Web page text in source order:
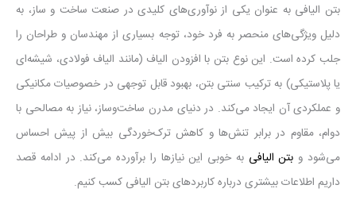
بتن الیافی به عنوان یکی از نوآوری‌های کلیدی در صنعت ساخت و ساز، به
دلیل ویژگی‌های منحصر به فرد خود، توجه بسیاری از مهندسان و طراحان را
جلب کرده است. این نوع بتن با افزودن الیاف (مانند الیاف فولادی، شیشه‌ای
یا پلاستیکی) به ترکیب سنتی بتن، بهبود قابل توجهی در خصوصیات مکانیکی
و عملکردی آن ایجاد می‌کند. در دنیای مدرن ساخت‌وساز، نیاز به مصالحی با
دوام، مقاوم در برابر تنش‌ها و کاهش ترک‌خوردگی بیش از پیش احساس
می‌شود و بتن الیافی به خوبی این نیازها را برآورده می‌کند. در ادامه قصد
داریم اطلاعات بیشتری درباره کاربردهای بتن الیافی کسب کنیم.